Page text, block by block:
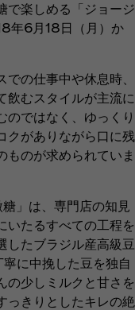
で楽しめる「ジョージ
年6月18日（月）か
の仕事中や休息時、
飲むスタイルが主流に
のではなく、ゆっくり
クがありながら口に残
ものが求められていま
」は、専門店の知見
いたるすべての工程を
したブラジル産高級豆
に中挽した豆を独自
の少しミルクと甘さを
っきりとしたキレの絶